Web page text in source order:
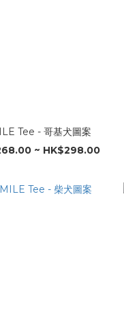
Tee - 哥基犬圖案
~ HK$298.00